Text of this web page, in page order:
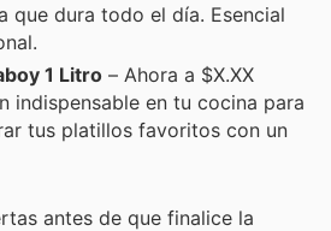
que dura todo el día. Esencial
1 Litro – Ahora a $X.XX
indispensable en tu cocina para
tus platillos favoritos con un
antes de que finalice la